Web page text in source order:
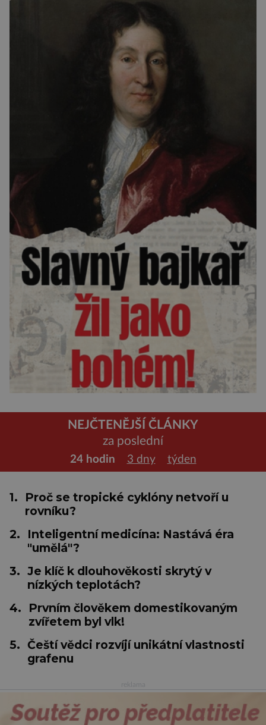
NEJČTENĚJŠÍ ČLÁNKY
za poslední
24 hodin 3 dny týden
1.
Proč se tropické cyklóny netvoří u
rovníku?
2.
Inteligentní medicína: Nastává éra
"umělá"?
3. Je klíč k dlouhověkosti skrytý v
nízkých teplotách?
4.
Prvním člověkem domestikovaným
zvířetem byl vlk!
5. Čeští vědci rozvíjí unikátní vlastnosti
grafenu